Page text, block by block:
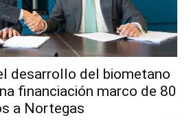
desarrollo del biometano
financiación marco de 80
a Nortegas